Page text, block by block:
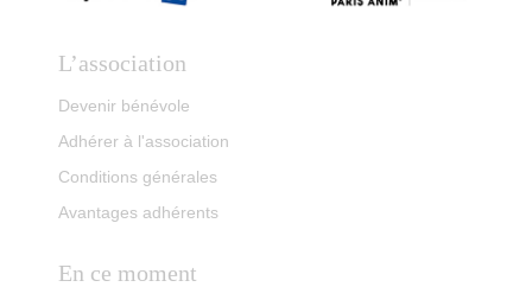
L’association
Devenir bénévole
Adhérer à l'association
Conditions générales
Avantages adhérents
En ce moment